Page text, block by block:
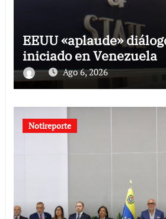
EEUU «aplaude»
iniciado en Venezuela
Ago 6, 2026
Notireporte